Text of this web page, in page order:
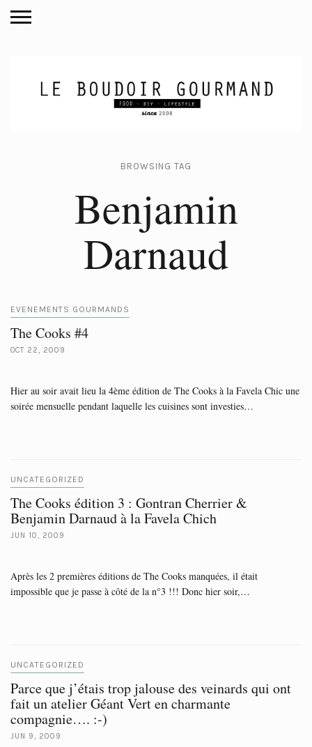
BROWSING TAG
Benjamin
Darnaud
EVENEMENTS GOURMANDS
The Cooks #4
OCT 22, 2009
Hier au soir avait lieu la 4ème édition de The Cooks à la Favela Chic une
soirée mensuelle pendant laquelle les cuisines sont investies…
UNCATEGORIZED
The Cooks édition 3 : Gontran Cherrier &
Benjamin Darnaud à la Favela Chich
JUN 10, 2009
Après les 2 premières éditions de The Cooks manquées, il était
impossible que je passe à côté de la n°3 !!! Donc hier soir,…
UNCATEGORIZED
Parce que j’étais trop jalouse des veinards qui ont
fait un atelier Géant Vert en charmante
compagnie…. :-)
JUN 9, 2009